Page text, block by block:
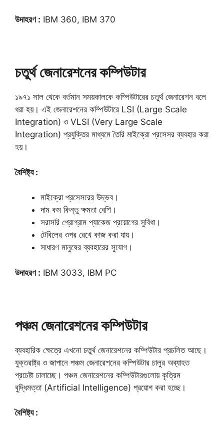
উদাহরণ : IBM 360, IBM 370
চতুর্থ জেনারেশনের কম্পিউটার
১৯৭১ সাল থেকে বর্তমান সময়কালকে কম্পিউটারের চতুর্থ জেনারেশন বলে
ধরা হয়। এই জেনারেশনের কম্পিউটারে LSI (Large Scale
Integration) ও VLSI (Very Large Scale
Integration) প্রযুক্তির মাধ্যমে তৈরি মাইক্রো প্রসেসর ব্যবহার করা
হয়।
বৈশিষ্ট্য :
মাইক্রো প্রসেসরের উদ্ভব।
দাম কম কিন্তু ক্ষমতা বেশি।
সরাসরি প্রোগ্রাম প্যাকেজ প্রয়োগের সুবিধা।
টেবিলের ওপর রেখে কাজ করা যায়।
সাধারণ মানুষের ব্যবহারের সুযোগ।
উদাহরণ : IBM 3033, IBM PC
পঞ্চম জেনারেশনের কম্পিউটার
ব্যবহারিক ক্ষেত্রে এখনো চতুর্থ জেনারেশনের কম্পিউটার প্রচলিত আছে।
যুক্তরাষ্ট্র ও জাপানে পঞ্চম জেনারেশনের কম্পিউটার চালুর অব্যাহত
প্রচেষ্টা চালাচ্ছে। পঞ্চম জেনারেশনের কম্পিউটারগুলোয় কৃত্রিম
বুদ্ধিমত্তা (Artificial Intelligence) প্রয়োগ করা হচ্ছে।
বৈশিষ্ট্য :